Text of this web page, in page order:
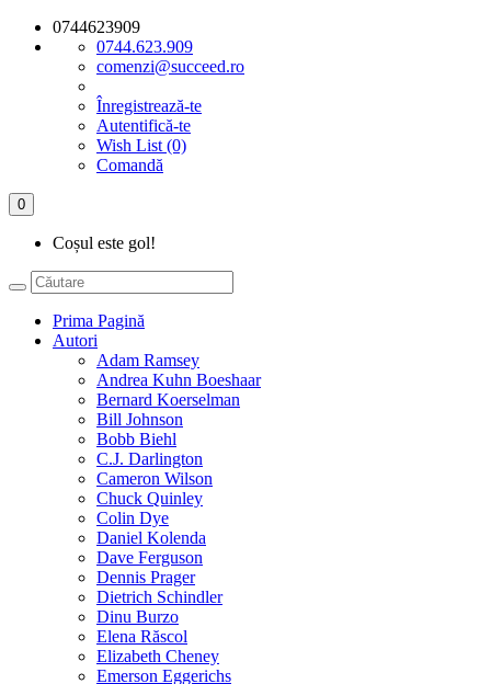
0744623909
0744.623.909
comenzi@succeed.ro
Înregistrează-te
Autentifică-te
Wish List (0)
Comandă
0
Coșul este gol!
Prima Pagină
Autori
Adam Ramsey
Andrea Kuhn Boeshaar
Bernard Koerselman
Bill Johnson
Bobb Biehl
C.J. Darlington
Cameron Wilson
Chuck Quinley
Colin Dye
Daniel Kolenda
Dave Ferguson
Dennis Prager
Dietrich Schindler
Dinu Burzo
Elena Răscol
Elizabeth Cheney
Emerson Eggerichs